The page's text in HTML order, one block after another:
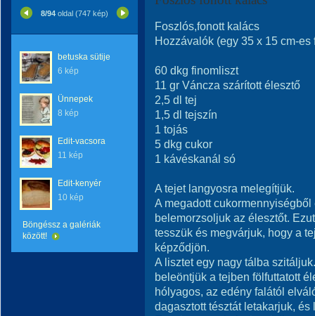
8/94 oldal (747 kép)
betuska sütije
6 kép
Ünnepek
8 kép
Edit-vacsora
11 kép
Edit-kenyér
10 kép
Böngéssz a galériák
között!
Foszlós,fonott kalács
Hozzávalók (egy 35 x 15 cm-es
60 dkg finomliszt
11 gr Váncza szárított élesztő
2,5 dl tej
1,5 dl tejszín
1 tojás
5 dkg cukor
1 kávéskanál só
A tejet langyosra melegítjük.
A megadott
belemorzsoljuk az élesztőt.
tesszük és megvárjuk, hogy a
képződjön.
A lisztet egy nagy tálba
beleöntjük a tejben fölfuttatott
hólyagos, az edény falától
dagasztott tésztát letakarjuk,